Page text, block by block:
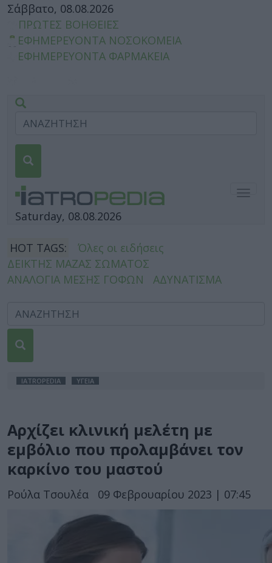
Σάββατο, 08.08.2026
ΠΡΩΤΕΣ ΒΟΗΘΕΙΕΣ
ΕΦΗΜΕΡΕΥΟΝΤΑ ΝΟΣΟΚΟΜΕΙΑ
ΕΦΗΜΕΡΕΥΟΝΤΑ ΦΑΡΜΑΚΕΙΑ
Saturday, 08.08.2026
HOT TAGS:
Όλες οι ειδήσεις
ΔΕΙΚΤΗΣ ΜΑΖΑΣ ΣΩΜΑΤΟΣ
ΑΝΑΛΟΓΙΑ ΜΕΣΗΣ ΓΟΦΩΝ
ΑΔΥΝΑΤΙΣΜΑ
IATROPEDIA ΥΓΕΙΑ
Αρχίζει κλινική μελέτη με
εμβόλιο που προλαμβάνει τον
καρκίνο του μαστού
Ρούλα Τσουλέα 09 Φεβρουαρίου 2023 | 07:45